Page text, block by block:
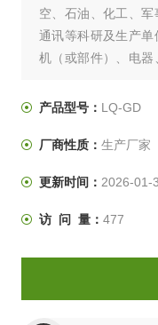
空、石油、化工、军
通讯等科研及生产
机（或部件）、电
制、样机试验、产
产品型号： LQ-GD
厂商性质： 生产厂家
更新时间： 2026-01-
访 问 量： 477